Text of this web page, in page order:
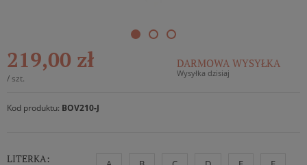
219,00 zł
/ szt.
DARMOWA WYSYŁKA
Wysyłka dzisiaj
Kod produktu: BOV210-J
LITERKA: